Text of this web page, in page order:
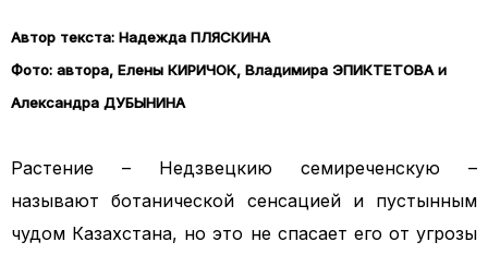
Автор текста: Надежда ПЛЯСКИНА
Фото: автора, Елены КИРИЧОК, Владимира ЭПИКТЕТОВА и
Александра ДУБЫНИНА
Растение – Недзвецкию семиреченскую –
называют ботанической сенсацией и пустынным
чудом Казахстана, но это не спасает его от угрозы